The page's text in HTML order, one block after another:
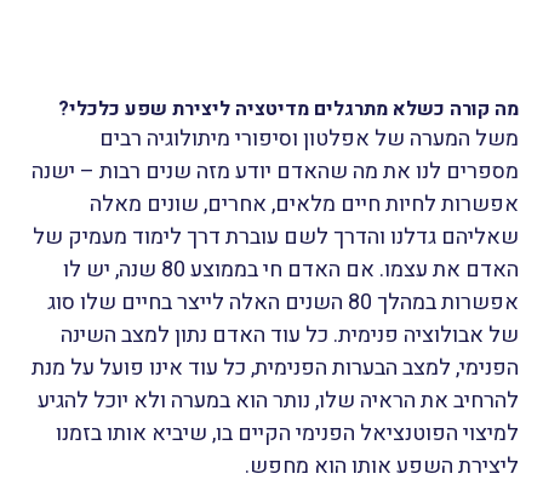
מה קורה כשלא מתרגלים מדיטציה ליצירת שפע כלכלי?
משל המערה של אפלטון וסיפורי מיתולוגיה רבים
מספרים לנו את מה שהאדם יודע מזה שנים רבות – ישנה
אפשרות לחיות חיים מלאים, אחרים, שונים מאלה
שאליהם גדלנו והדרך לשם עוברת דרך לימוד מעמיק של
האדם את עצמו. אם האדם חי בממוצע 80 שנה, יש לו
אפשרות במהלך 80 השנים האלה לייצר בחיים שלו סוג
של אבולוציה פנימית. כל עוד האדם נתון למצב השינה
הפנימי, למצב הבערות הפנימית, כל עוד אינו פועל על מנת
להרחיב את הראיה שלו, נותר הוא במערה ולא יוכל להגיע
למיצוי הפוטנציאל הפנימי הקיים בו, שיביא אותו בזמנו
ליצירת השפע אותו הוא מחפש.